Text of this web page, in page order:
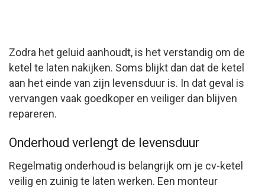
Zodra het geluid aanhoudt, is het verstandig om de
ketel te laten nakijken. Soms blijkt dan dat de ketel
aan het einde van zijn levensduur is. In dat geval is
vervangen vaak goedkoper en veiliger dan blijven
repareren.
Onderhoud verlengt de levensduur
Regelmatig onderhoud is belangrijk om je cv-ketel
veilig en zuinig te laten werken. Een monteur